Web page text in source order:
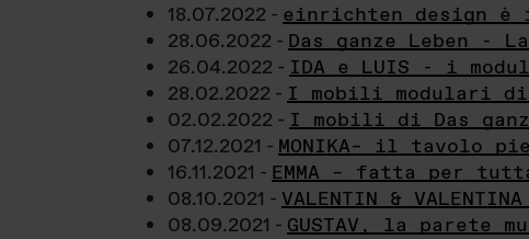
18.07.2022 - einrichten design è
28.06.2022 - Das ganze Leben -
26.04.2022 - IDA e LUIS - i
28.02.2022 - I mobili modulari di
02.02.2022 - I mobili di Das
07.12.2021 - MONIKA– il tavolo
16.11.2021 - EMMA – fatta per
08.10.2021 - VALENTIN &
08.09.2021 - GUSTAV, la parete